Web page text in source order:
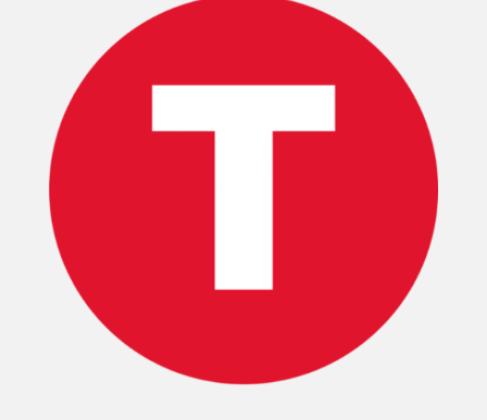
INICIO
PELICULAS